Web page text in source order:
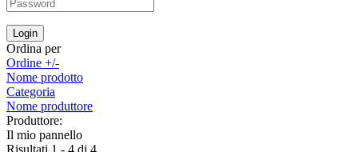
Ordina per
Ordine +/-
Nome prodotto
Categoria
Nome produttore
Produttore:
Il mio pannello
Risultati 1 - 4 di 4